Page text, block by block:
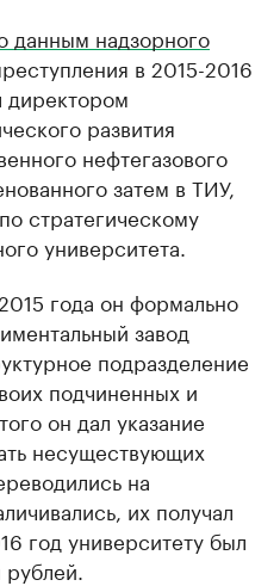
данным надзорного
в 2015-2016
директором
развития
нефтегазового
затем в ТИУ,
стратегическому
университета.
года он формально
завод
подразделение
подчиненных и
он дал указание
несуществующих
на
их получал
год университету был